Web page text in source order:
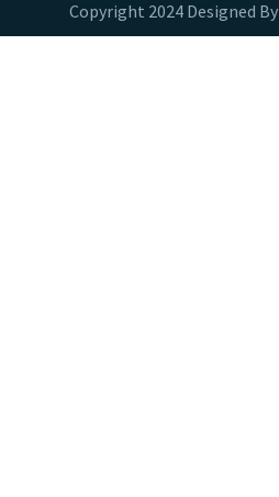
Copyright 2024 Designed By